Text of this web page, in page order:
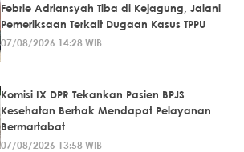
Febrie Adriansyah Tiba di Kejagung, Jalani
Pemeriksaan Terkait Dugaan Kasus TPPU
07/08/2026 14:28 WIB
Komisi IX DPR Tekankan Pasien BPJS
Kesehatan Berhak Mendapat Pelayanan
Bermartabat
07/08/2026 13:58 WIB